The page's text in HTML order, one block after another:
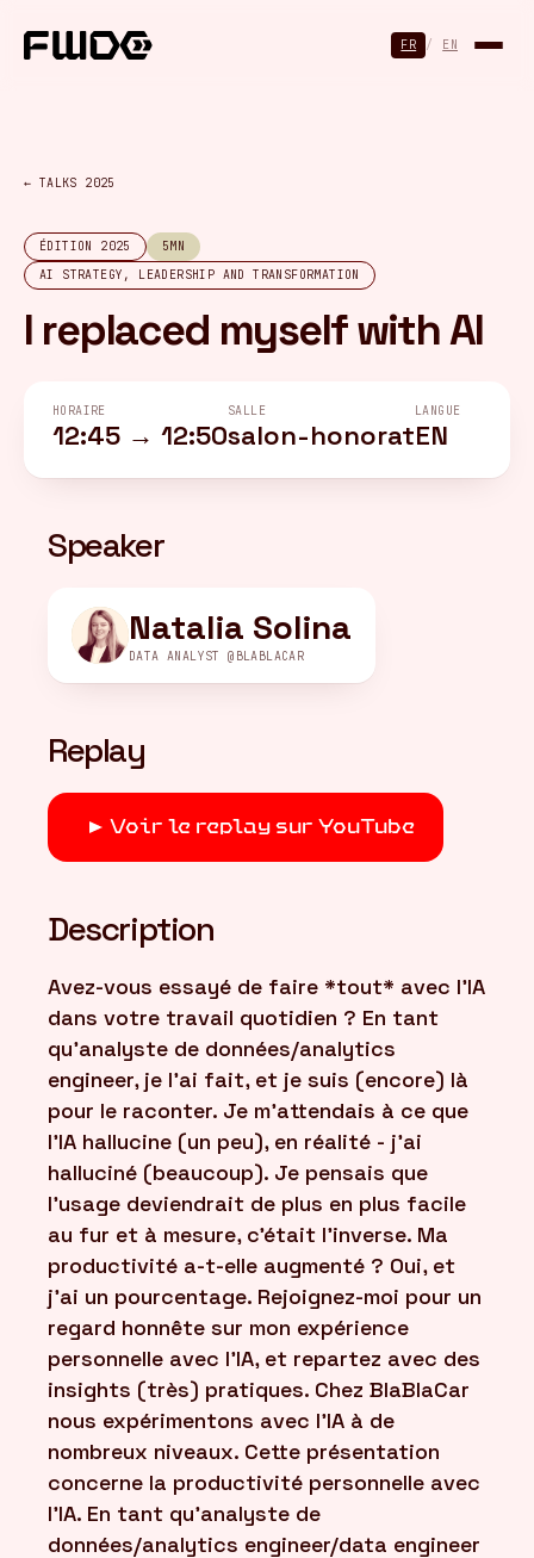
FR / EN
← TALKS 2025
ÉDITION 2025
5MN
AI STRATEGY, LEADERSHIP AND TRANSFORMATION
I replaced myself with AI
HORAIRE
12:45 → 12:50
SALLE
salon-honorat
LANGUE
EN
Speaker
Natalia Solina
DATA ANALYST @BLABLACAR
Replay
Voir le replay sur YouTube
Description
Avez-vous essayé de faire *tout* avec l'IA
dans votre travail quotidien ? En tant
qu'analyste de données/analytics
engineer, je l'ai fait, et je suis (encore) là
pour le raconter. Je m'attendais à ce que
l'IA hallucine (un peu), en réalité - j'ai
halluciné (beaucoup). Je pensais que
l'usage deviendrait de plus en plus facile
au fur et à mesure, c'était l'inverse. Ma
productivité a-t-elle augmenté ? Oui, et
j'ai un pourcentage. Rejoignez-moi pour un
regard honnête sur mon expérience
personnelle avec l'IA, et repartez avec des
insights (très) pratiques. Chez BlaBlaCar
nous expérimentons avec l'IA à de
nombreux niveaux. Cette présentation
concerne la productivité personnelle avec
l'IA. En tant qu'analyste de
données/analytics engineer/data engineer